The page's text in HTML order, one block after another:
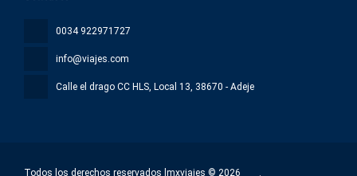
0034 922971727
info@viajes.com
Calle el drago CC HLS, Local 13, 38670 - Adeje
Todos los derechos reservados lmxviajes © 2026 .